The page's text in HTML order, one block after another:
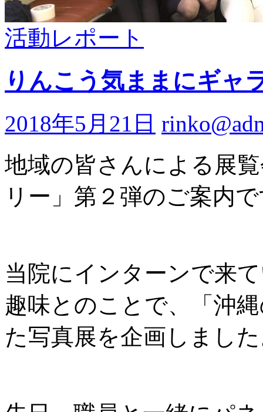
活動レポート
りんこう気ままにギャ
2018年5月21日
地域の皆さんによる展
リー」第２弾のご案内
当院にインターンで来
趣味とのことで、「沖
た写真展を企画しまし